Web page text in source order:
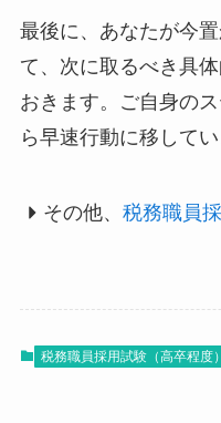
最後に、あなたが今
て、次に取るべき具
おきます。ご自身の
ら早速行動に移してい
その他、税務職員
税務職員採用試験（高卒程度）